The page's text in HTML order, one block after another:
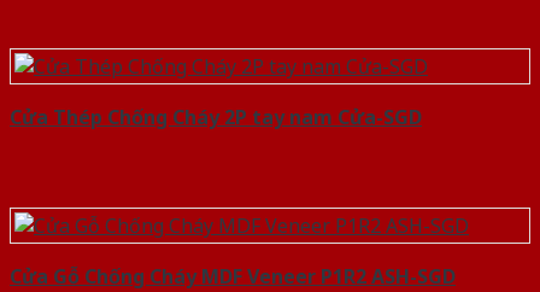
Cửa Thép Chống Cháy 2P tay nam Cửa-SGD
Cửa Gỗ Chống Cháy MDF Veneer P1R2 ASH-SGD